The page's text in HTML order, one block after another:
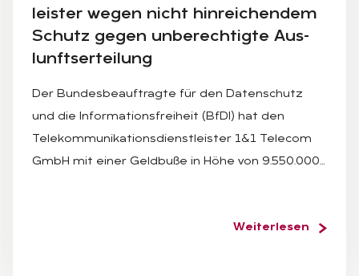
leis­ter we­gen nicht hin­rei­chen­dem
Schutz ge­gen un­be­rech­tig­te Aus­
lunfts­er­tei­lung
Der Bundesbeauftragte für den Datenschutz
und die Informationsfreiheit (BfDI) hat den
Telekommunikationsdienstleister 1&1 Telecom
GmbH mit einer Geldbuße in Höhe von 9.550.000…
Weiterlesen